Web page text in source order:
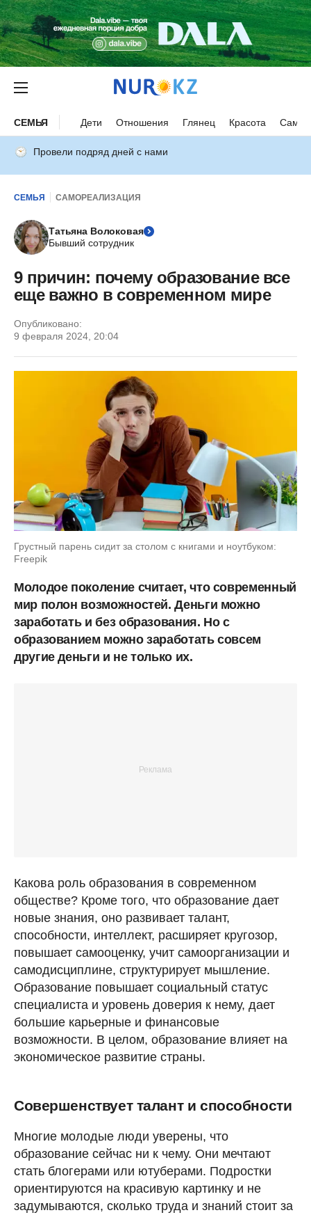
СЕМЬЯ Дети Отношения Глянец Красота
Провели подряд дней с нами
СЕМЬЯ САМОРЕАЛИЗАЦИЯ
Татьяна Волоковая
Бывший сотрудник
9 причин: почему образование все
еще важно в современном мире
Опубликовано:
9 февраля 2024, 20:04
Грустный парень сидит за столом с книгами и ноутбуком:
Freepik
Молодое поколение считает, что современный
мир полон возможностей. Деньги можно
заработать и без образования. Но с
образованием можно заработать совсем
другие деньги и не только их.
Какова роль образования в современном
обществе? Кроме того, что образование дает
новые знания, оно развивает талант,
способности, интеллект, расширяет кругозор,
повышает самооценку, учит самоорганизации и
самодисциплине, структурирует мышление.
Образование повышает социальный статус
специалиста и уровень доверия к нему, дает
большие карьерные и финансовые
возможности. В целом, образование влияет на
экономическое развитие страны.
Совершенствует талант и способности
Многие молодые люди уверены, что
образование сейчас ни к чему. Они мечтают
стать блогерами или ютуберами. Подростки
ориентируются на красивую картинку и не
задумываются, сколько труда и знаний стоит за